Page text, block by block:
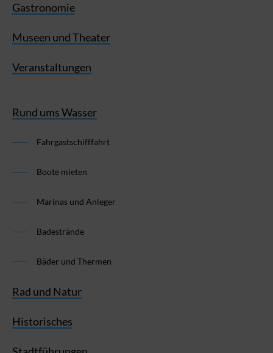
Gastronomie
Museen und Theater
Veranstaltungen
Rund ums Wasser
Fahrgastschifffahrt
Boote mieten
Marinas und Anleger
Badestrände
Bäder und Thermen
Rad und Natur
Historisches